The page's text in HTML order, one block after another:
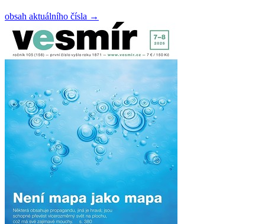
obsah aktuálního čísla →